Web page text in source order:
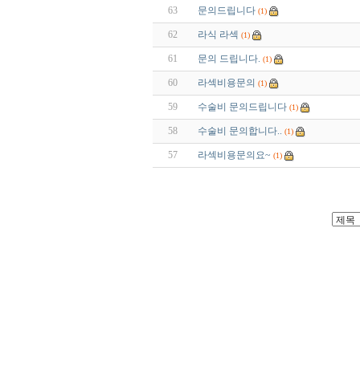
63 문의드립니다 (1)
62 라식 라섹 (1)
61 문의 드립니다. (1)
60 라섹비용문의 (1)
59 수술비 문의드립니다 (1)
58 수술비 문의합니다.. (1)
57 라섹비용문의요~ (1)